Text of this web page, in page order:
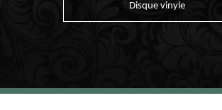
Disque vinyle